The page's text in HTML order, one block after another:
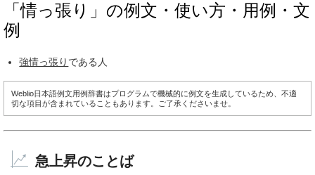
「情っ張り」の例文・使い方・用例・文
例
強情っ張り である人
Weblio日本語例文用例辞書はプログラムで機械的に例文を生成しているため、不適
切な項目が含まれていることもあります。ご了承くださいませ。
急上昇のことば